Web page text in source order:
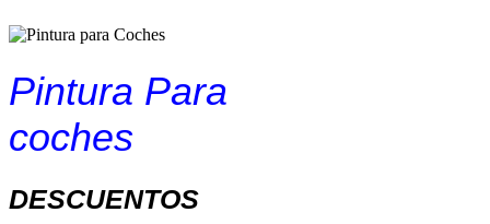
Pintura Para
coches
DESCUENTOS